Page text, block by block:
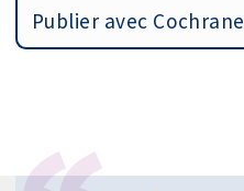
Publier avec Cochrane